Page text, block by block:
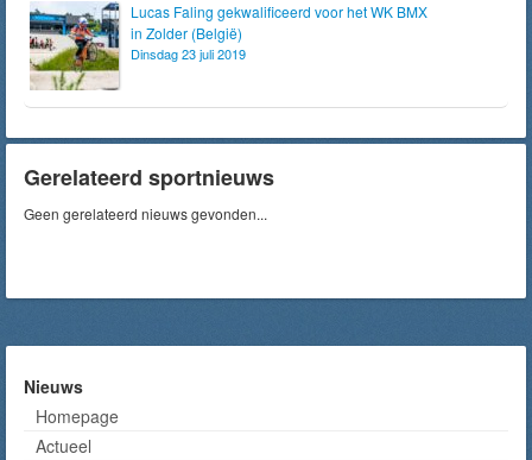
Lucas Faling gekwalificeerd voor het WK BMX
in Zolder (België)
Dinsdag 23 juli 2019
Gerelateerd sportnieuws
Geen gerelateerd nieuws gevonden...
Nieuws
Homepage
Actueel